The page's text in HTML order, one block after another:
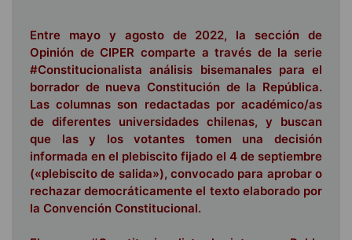
Entre mayo y agosto de 2022, la sección de
Opinión de CIPER comparte a través de la serie
#Constitucionalista análisis bisemanales para el
borrador de nueva Constitución de la República.
Las columnas son redactadas por académico/as
de diferentes universidades chilenas, y buscan
que las y los votantes tomen una decisión
informada en el plebiscito fijado el 4 de septiembre
(«plebiscito de salida»), convocado para aprobar o
rechazar democráticamente el texto elaborado por
la Convención Constitucional.